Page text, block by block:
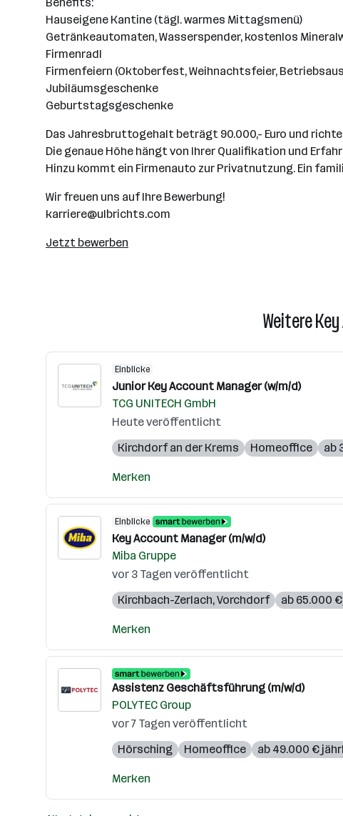
Hauseigene Kantine (tägl. warmes Mittagsmenü)
Getränkeautomaten, Wasserspender, kostenlos
Firmenradl
Firmenfeiern (Oktoberfest, Weihnachtsfeier,
Jubiläumsgeschenke
Geburtstagsgeschenke
Das Jahresbruttogehalt beträgt 90.000,- Euro und
Die genaue Höhe hängt von Ihrer Qualifikation und
Hinzu kommt ein Firmenauto zur Privatnutzung. Ein
Wir freuen uns auf Ihre Bewerbung!
karriere@ulbrichts.com
Jetzt bewerben
Weitere
Einblicke
Junior Key Account Manager (w/m/d)
TCG UNITECH GmbH
Heute veröffentlicht
Kirchdorf an der Krems
Homeoffice ab
Merken
Einblicke
Key Account Manager (m/w/d)
Miba Gruppe
vor 3 Tagen veröffentlicht
Kirchbach-Zerlach,Vorchdorf ab 65.000
Merken
Assistenz Geschäftsführung (m/w/d)
POLYTEC Group
vor 7 Tagen veröffentlicht
Hörsching
Homeoffice ab 49.000 €
Merken